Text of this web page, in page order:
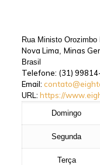
Rua Ministo
Nova Lima Minas
Brasil
Telefone: (31)
Email:
URL: https://
Domingo
Segunda
Terça